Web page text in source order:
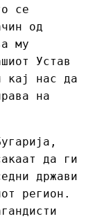
се
од
му
Устав
кај нас да
на
да ги
држави
регион.